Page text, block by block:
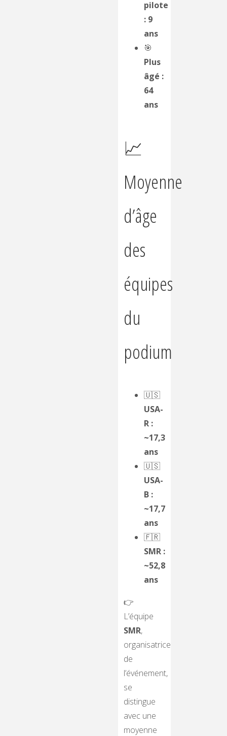
pilote
: 9
ans
🎯
Plus
âgé :
64
ans
📈
Moyenne
d’âge
des
équipes
du
podium
🇺🇸
USA-
R :
~17,3
ans
🇺🇸
USA-
B :
~17,7
ans
🇫🇷
SMR :
~52,8
ans
👉
L’équipe
SMR,
organisatrice
de
l’événement,
se
distingue
avec une
moyenne